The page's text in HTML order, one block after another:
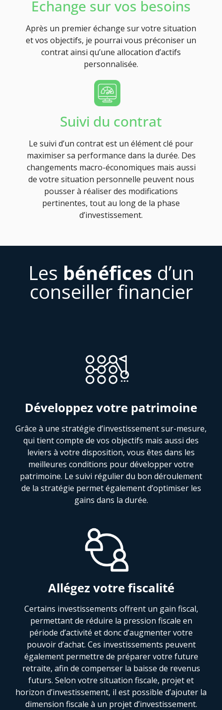
Echange sur vos besoins
Après un premier échange sur votre situation
et vos objectifs, je pourrai vous préconiser un
contrat ainsi qu’une allocation d’actifs
personnalisée.
Suivi du contrat
Le suivi d’un contrat est un élément clé pour
maximiser sa performance dans la durée. Des
changements macro-économiques mais aussi
de votre situation personnelle peuvent nous
pousser à réaliser des modifications
pertinentes, tout au long de la phase
d’investissement.
Les bénéfices d’un
conseiller financier
Développez votre patrimoine
Grâce à une stratégie d’investissement sur-mesure,
qui tient compte de vos objectifs mais aussi des
leviers à votre disposition, vous êtes dans les
meilleures conditions pour développer votre
patrimoine. Le suivi régulier du bon déroulement
de la stratégie permet également d’optimiser les
gains dans la durée.
Allégez votre fiscalité
Certains investissements offrent un gain fiscal,
permettant de réduire la pression fiscale en
période d’activité et donc d’augmenter votre
pouvoir d’achat. Ces investissements peuvent
également permettre de préparer votre future
retraite, afin de compenser la baisse de revenus
futurs. Selon votre situation fiscale, projet et
horizon d’investissement, il est possible d’ajouter la
dimension fiscale à un projet d’investissement.